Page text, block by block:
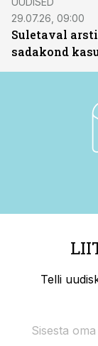
29.07.26, 09:00
Suletaval
sadakond
Telli